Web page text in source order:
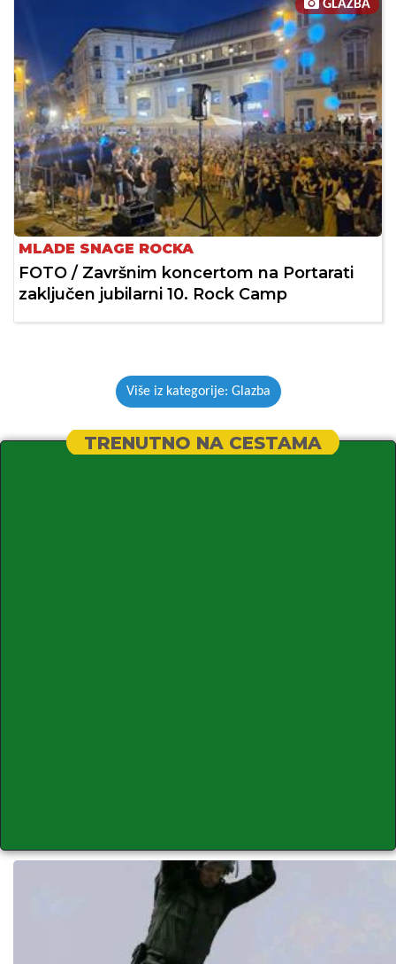
GLAZBA
MLADE SNAGE ROCKA
FOTO / Završnim koncertom na Portarati
zaključen jubilarni 10. Rock Camp
Više iz kategorije: Glazba
TRENUTNO NA CESTAMA